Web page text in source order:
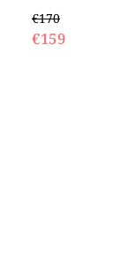
€170
€159